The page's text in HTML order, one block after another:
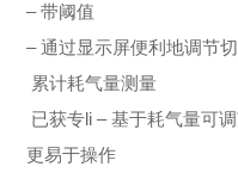
– 带阈值
– 通过显示屏便利地调节
累计耗气量测量
已获专li – 基于耗气量可
更易于操作